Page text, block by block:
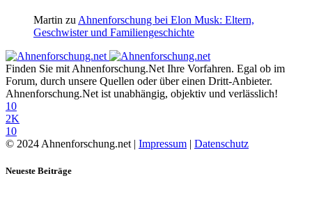
Martin zu Ahnenforschung bei Elon Musk: Eltern,
Geschwister und Familiengeschichte
Finden Sie mit Ahnenforschung.Net Ihre Vorfahren. Egal ob im
Forum, durch unsere Quellen oder über einen Dritt-Anbieter.
Ahnenforschung.Net ist unabhängig, objektiv und verlässlich!
10
2K
10
© 2024 Ahnenforschung.net | Impressum | Datenschutz
Neueste Beiträge